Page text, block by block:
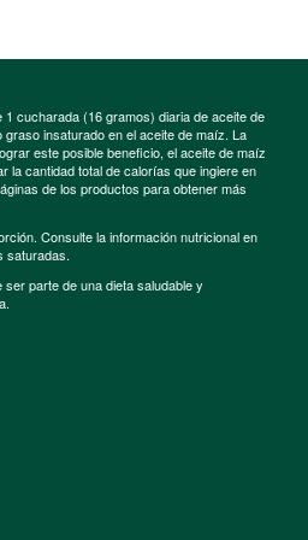
cucharada (16 gramos) diaria de aceite de
insaturado en el aceite de maíz. La
este posible beneficio, el aceite de maíz
la cantidad total de calorías que ingiere en
de los productos para obtener más
Consulte la información nutricional en
saturadas.
ser parte de una dieta saludable y